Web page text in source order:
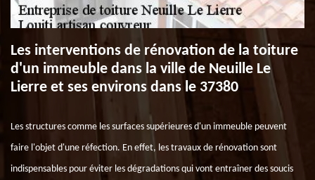
Les interventions de rénovation de la toiture
d'un immeuble dans la ville de Neuille Le
Lierre et ses environs dans le 37380
Les structures comme les surfaces supérieures d'un immeuble peuvent
faire l'objet d'une réfection. En effet, les travaux de rénovation sont
indispensables pour éviter les dégradations qui vont entraîner des soucis